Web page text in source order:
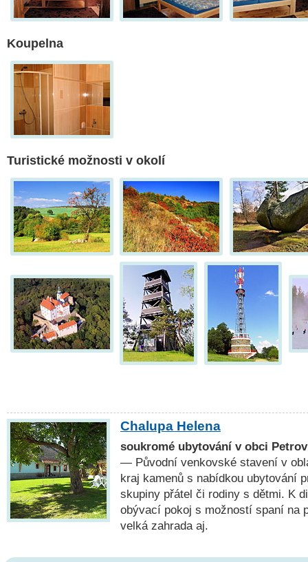
Koupelna
Turistické možnosti v okolí
Chalupa Helena
soukromé ubytování v obci
— Původní venkovské stavení v
kraj kamenů s nabídkou ubytování
skupiny přátel či rodiny s dětmi. K
obývací pokoj s možností spaní na
velká zahrada aj.